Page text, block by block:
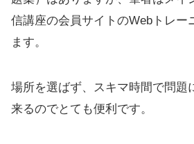
信講座の会員サイトのWebトレー
ます。
場所を選ばず、スキマ時間で問題
来るのでとても便利です。